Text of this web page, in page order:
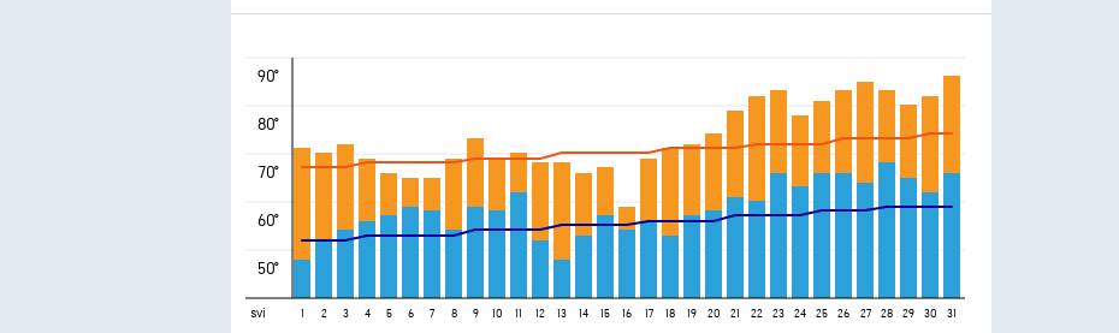
90°
80°
70°
60°
50°
svi 1 2 3 4 5 6 7 8 9 10 11 12 13 14 15 16 17 18 19 20 21 22 23 24 25 26 27 28 29 30 31